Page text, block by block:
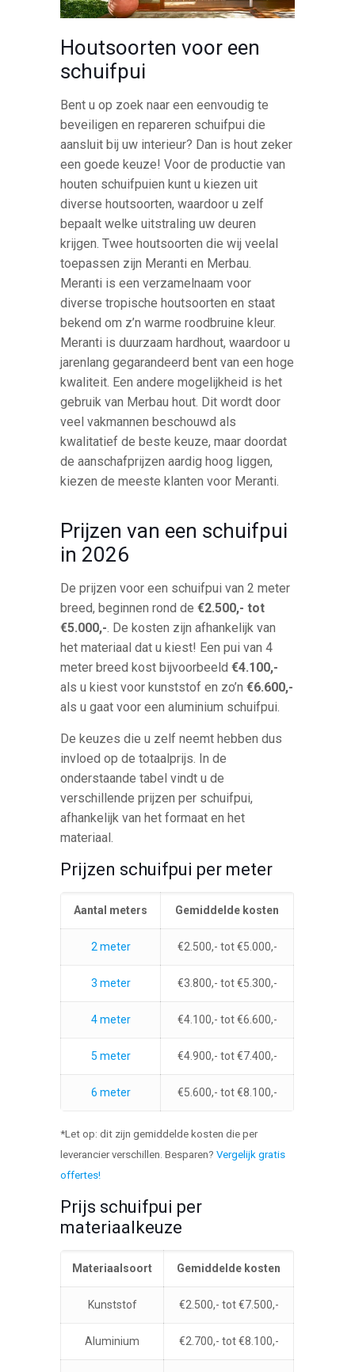
Houtsoorten voor een
schuifpui
Bent u op zoek naar een eenvoudig te
beveiligen en repareren schuifpui die
aansluit bij uw interieur? Dan is hout zeker
een goede keuze! Voor de productie van
houten schuifpuien kunt u kiezen uit
diverse houtsoorten, waardoor u zelf
bepaalt welke uitstraling uw deuren
krijgen. Twee houtsoorten die wij veelal
toepassen zijn Meranti en Merbau.
Meranti is een verzamelnaam voor
diverse tropische houtsoorten en staat
bekend om z’n warme roodbruine kleur.
Meranti is duurzaam hardhout, waardoor u
jarenlang gegarandeerd bent van een hoge
kwaliteit. Een andere mogelijkheid is het
gebruik van Merbau hout. Dit wordt door
veel vakmannen beschouwd als
kwalitatief de beste keuze, maar doordat
de aanschafprijzen aardig hoog liggen,
kiezen de meeste klanten voor Meranti.
Prijzen van een schuifpui
in 2026
De prijzen voor een schuifpui van 2 meter
breed, beginnen rond de€2.500,- tot
€5.000,- . De kosten zijn afhankelijk van
het materiaal dat u kiest! Een pui van 4
meter breed kost bijvoorbeeld€4.100,-
als u kiest voor kunststof en zo’n€6.600,-
als u gaat voor een aluminium schuifpui.
De keuzes die u zelf neemt hebben dus
invloed op de totaalprijs. In de
onderstaande tabel vindt u de
verschillende prijzen per schuifpui,
afhankelijk van het formaat en het
materiaal.
Prijzen schuifpui per meter
Aantal meters Gemiddelde kosten
2 meter €2.500,- tot €5.000,-
3 meter €3.800,- tot €5.300,-
4 meter €4.100,- tot €6.600,-
5 meter €4.900,- tot €7.400,-
6 meter €5.600,- tot €8.100,-
*Let op: dit zijn gemiddelde kosten die per
leverancier verschillen. Besparen?Vergelijk gratis
offertes!
Prijs schuifpui per
materiaalkeuze
Materiaalsoort Gemiddelde kosten
Kunststof €2.500,- tot €7.500,-
Aluminium €2.700,- tot €8.100,-